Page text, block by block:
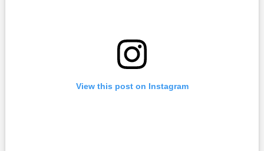
View this post on Instagram